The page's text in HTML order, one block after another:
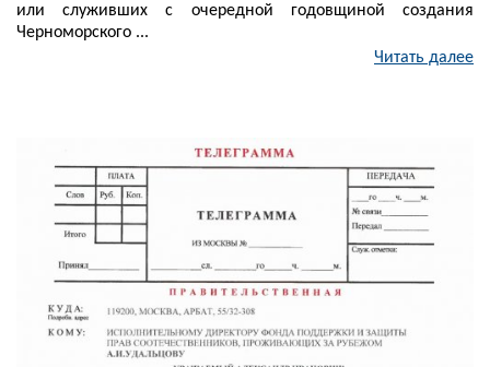
или служивших с очередной годовщиной создания
Черноморского ...
Читать далее